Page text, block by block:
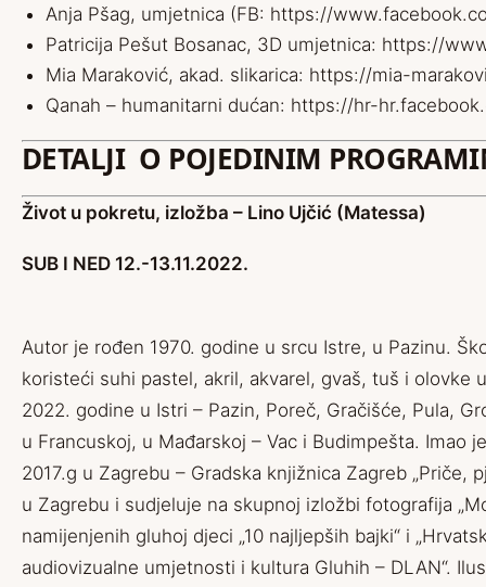
Anja Pšag, umjetnica (FB: https://
Patricija Pešut Bosanac, 3D umjetnica: https://
Mia Maraković, akad. slikarica: https://mia-
Qanah – humanitarni dućan: https://hr-
DETALJI O POJEDINIM
Život u pokretu, izložba – Lino Ujčić (Matessa)
SUB I NED 12.-13.11.2022.
Autor je rođen 1970. godine u srcu Istre, u Pazinu.
koristeći suhi pastel, akril, akvarel, gvaš, tuš i olovke
2022. godine u Istri – Pazin, Poreč, Gračišće, Pula,
u Francuskoj, u Mađarskoj – Vac i Budimpešta.
2017.g u Zagrebu – Gradska knjižnica Zagreb „Priče,
u Zagrebu i sudjeluje na skupnoj izložbi fotografija
namijenjenih gluhoj djeci „10 najljepših bajki“ i
audiovizualne umjetnosti i kultura Gluhih – DLAN“.